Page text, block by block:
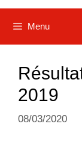
Menu
2019
08/03/2020